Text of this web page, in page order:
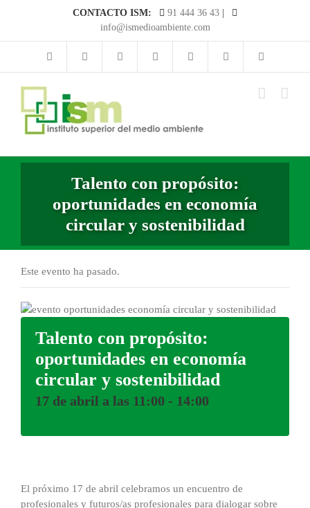
CONTACTO ISM: 91 444 36 43
info@ismedioambiente.com
Talento con propósito:
oportunidades en economía
circular y sostenibilidad
Este evento ha pasado.
Talento con propósito:
oportunidades en economía
circular y sostenibilidad
17 de abril a las 11:00 - 14:00
El próximo 17 de abril celebramos un encuentro de
profesionales y futuros/as profesionales para dialogar sobre